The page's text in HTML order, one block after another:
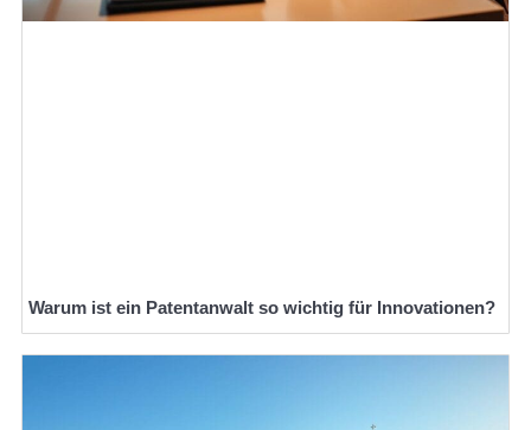
Warum ist ein Patentanwalt so wichtig für Innovationen?